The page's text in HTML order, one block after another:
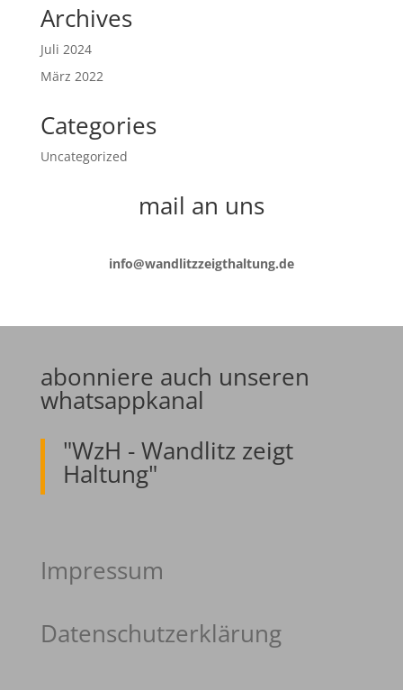
Archives
Juli 2024
März 2022
Categories
Uncategorized
mail an uns
info@wandlitzzeigthaltung.de
abonniere auch unseren
whatsappkanal
"WzH - Wandlitz zeigt
Haltung"
Impressum
Datenschutzerklärung